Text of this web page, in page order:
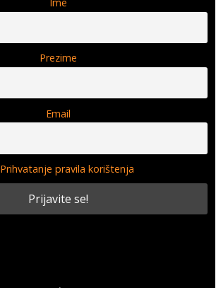
Ime
Prezime
Email
Prihvatanje pravila korištenja